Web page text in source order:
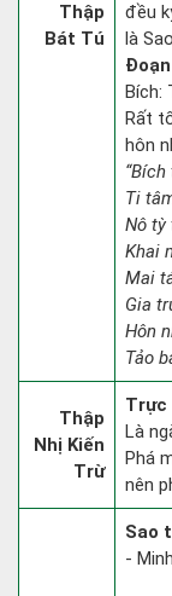
Thập
Bát Tú
đều
là
Bích:
Rất
hôn
Ti
Nô tỳ
Khai
Mai
Gia
Hôn
Tảo
Thập
Nhị Kiến
Trừ
Trực
Là
Phá
nên
Sao
-